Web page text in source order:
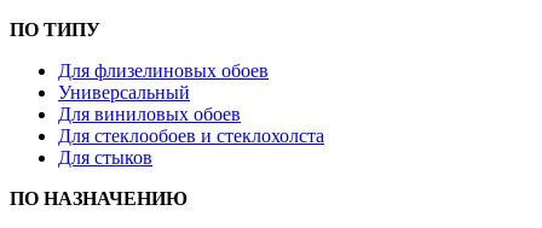
ПО ТИПУ
Для флизелиновых обоев
Универсальный
Для виниловых обоев
Для стеклообоев и стеклохолста
Для стыков
ПО НАЗНАЧЕНИЮ